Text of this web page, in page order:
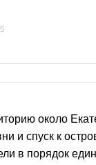
около
и спуск к
в порядок